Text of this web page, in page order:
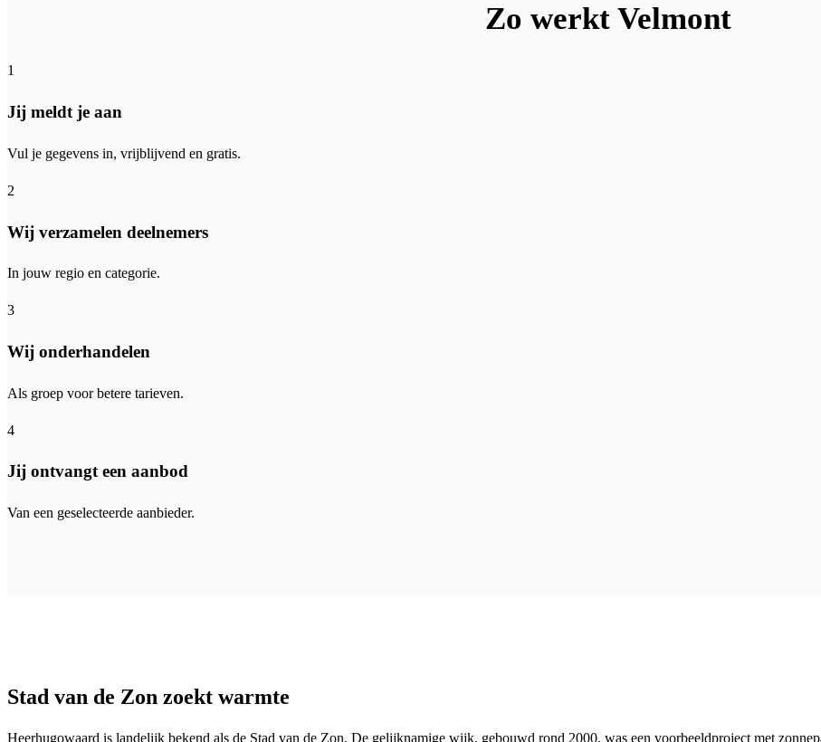
Zo werkt Velmont
1
Jij meldt je aan
Vul je gegevens in, vrijblijvend en gratis.
2
Wij verzamelen deelnemers
In jouw regio en categorie.
3
Wij onderhandelen
Als groep voor betere tarieven.
4
Jij ontvangt een aanbod
Van een geselecteerde aanbieder.
Stad van de Zon zoekt warmte
Heerhugowaard is landelijk bekend als de Stad van de Zon. De gelijknamige wijk, gebouwd rond 2000, was een voorbeeldproject met